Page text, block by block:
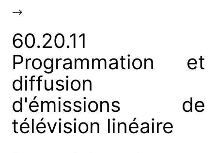
-->
60.20.11
Programmation et
diffusion
d'émissions de
télévision linéaire